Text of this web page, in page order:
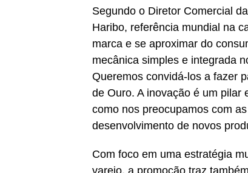
Segundo o Diretor Comercial
Haribo, referência mundial na
marca e se aproximar do
mecânica simples e integrada
Queremos convidá-los a fazer
de Ouro. A inovação é um pilar
como nos preocupamos com
desenvolvimento de novos
Com foco em uma estratégia
varejo, a promoção traz